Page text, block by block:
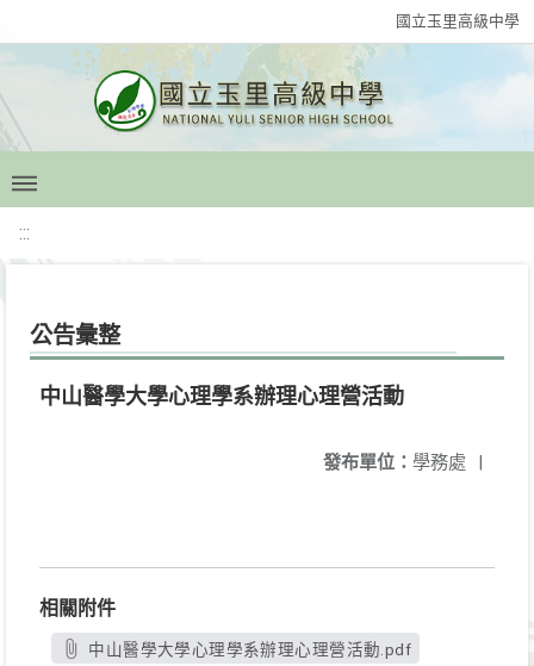
國立玉里高級中學
:::
公告彙整
中山醫學大學心理學系辦理心理營活動
發布單位： 學務處 |
相關附件
中山醫學大學心理學系辦理心理營活動.pdf